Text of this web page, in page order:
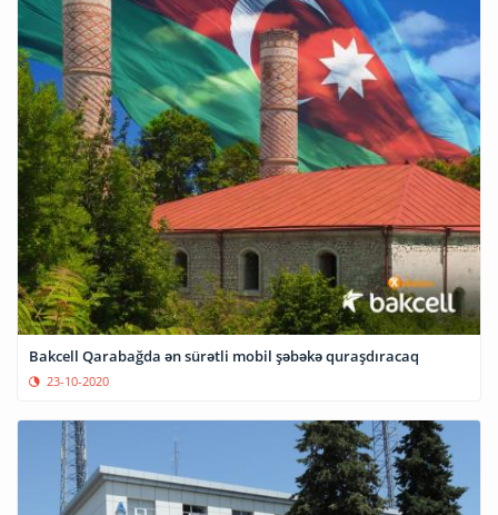
Bakcell Qarabağda ən sürətli mobil şəbəkə quraşdıracaq
23-10-2020